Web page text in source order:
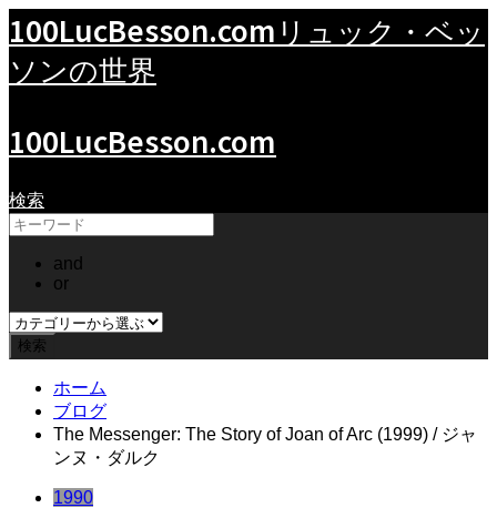
100LucBesson.com リュック・ベッ
ソンの世界
100LucBesson.com
検索
and
or
ホーム
ブログ
The Messenger: The Story of Joan of Arc (1999) / ジャ
ンヌ・ダルク
1990